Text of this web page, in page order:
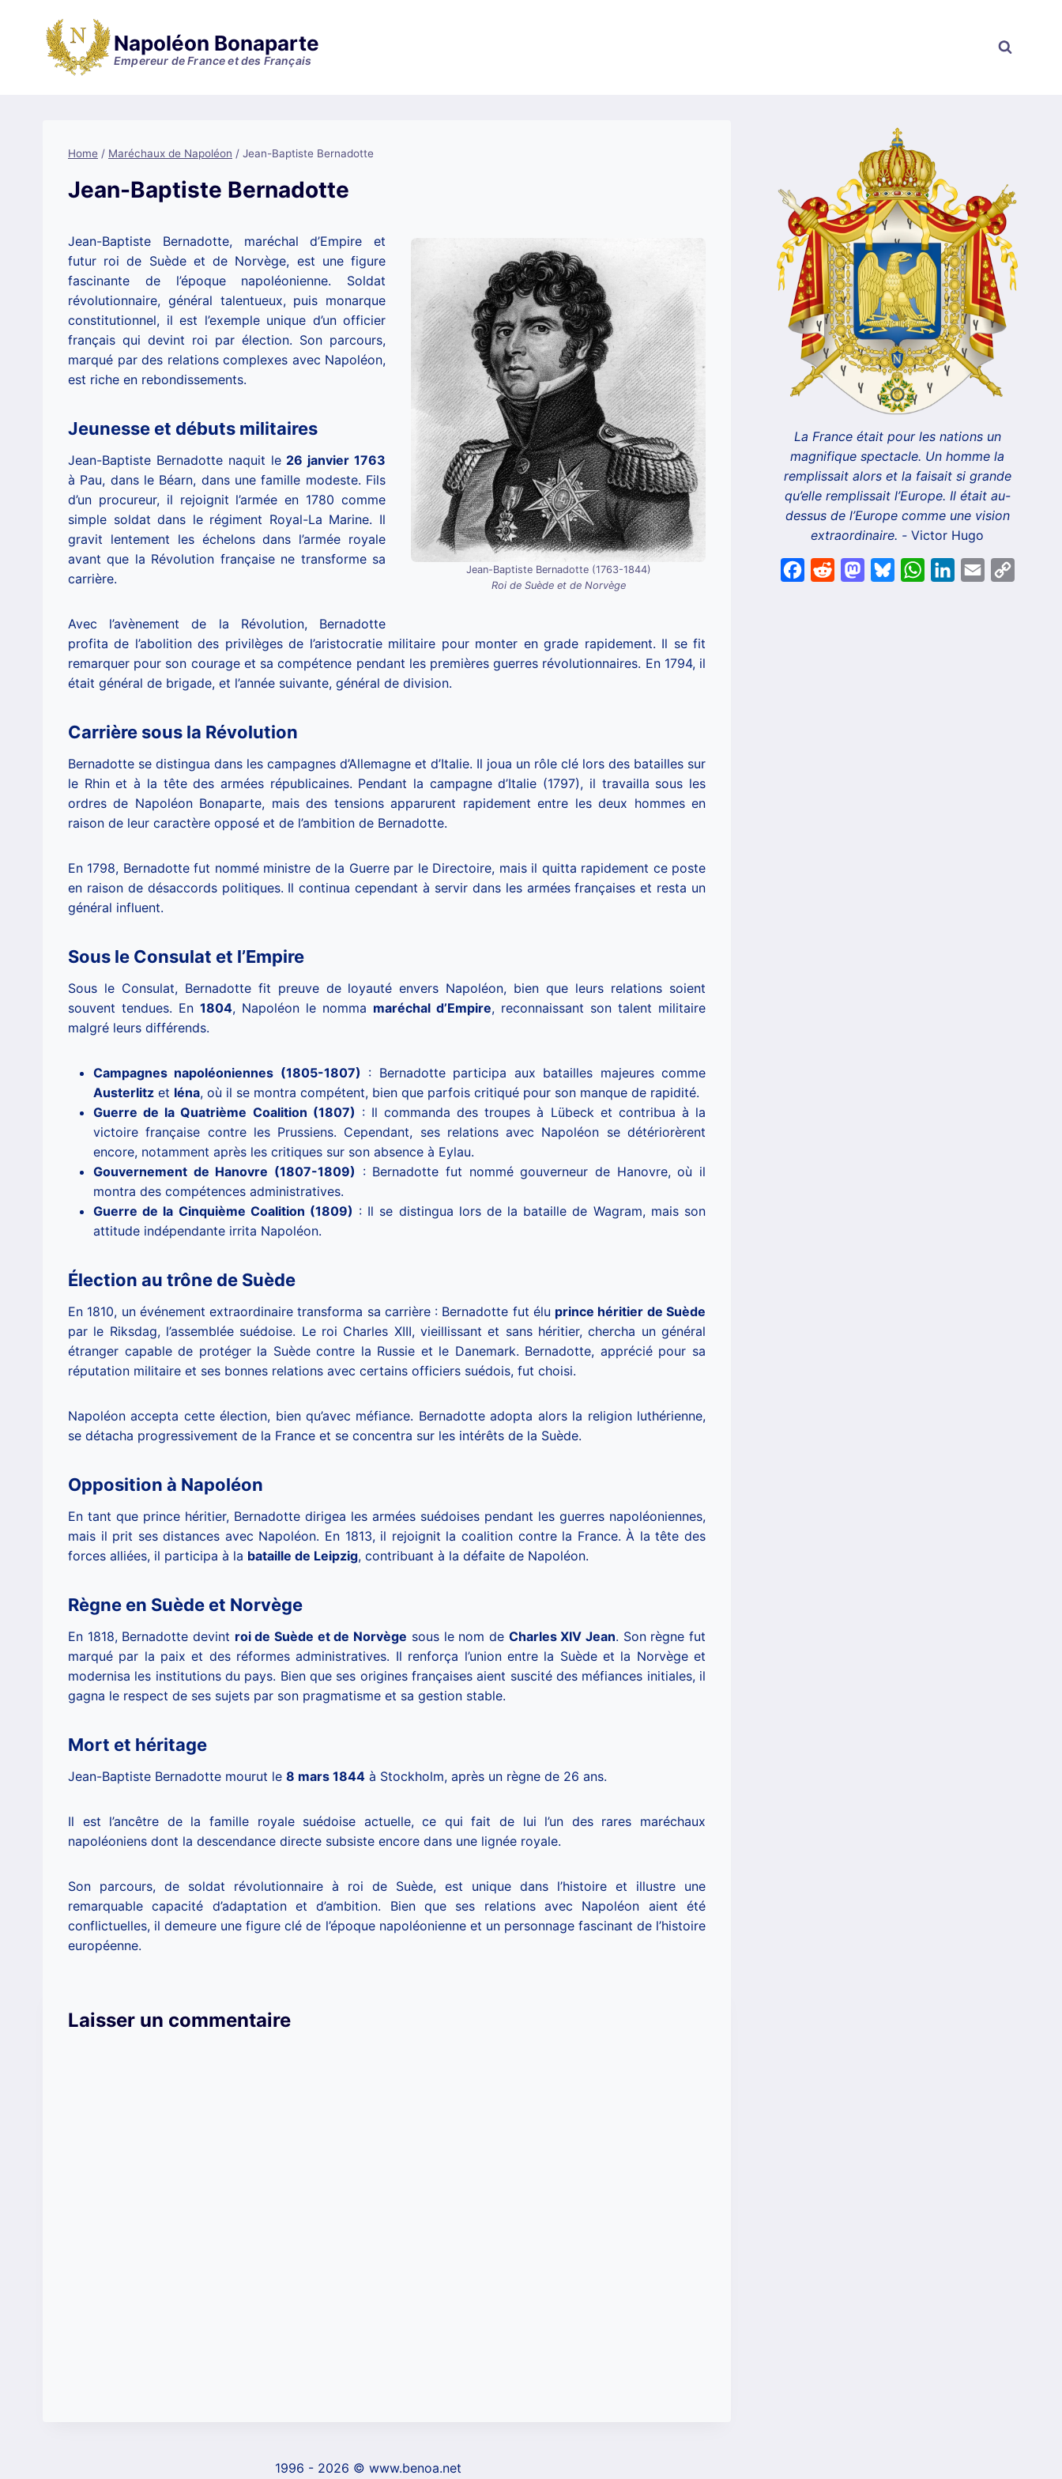
Napoléon Bonaparte
Empereur de France et des Français
Home / Maréchaux de Napoléon / Jean-Baptiste Bernadotte
MARÉCHAUX
DE
Jean-Baptiste Bernadotte
Jean-Baptiste Bernadotte (1763-1844)
Roi de Suède et de Norvège
Jean-Baptiste Bernadotte, maréchal d’Empire et
futur roi de Suède et de Norvège, est une figure
fascinante de l’époque napoléonienne. Soldat
révolutionnaire, général talentueux, puis monarque
constitutionnel, il est l’exemple unique d’un officier
français qui devint roi par élection. Son parcours,
marqué par des relations complexes avec Napoléon,
est riche en rebondissements.
Jeunesse et débuts militaires
Jean-Baptiste Bernadotte naquit le 26 janvier 1763
à Pau, dans le Béarn, dans une famille modeste. Fils
d’un procureur, il rejoignit l’armée en 1780 comme
simple soldat dans le régiment Royal-La Marine. Il
gravit lentement les échelons dans l’armée royale
avant que la Révolution française ne transforme sa
carrière.
Avec l’avènement de la Révolution, Bernadotte
profita de l’abolition des privilèges de l’aristocratie militaire pour monter en grade rapidement. Il se fit
remarquer pour son courage et sa compétence pendant les premières guerres révolutionnaires. En 1794, il
était général de brigade, et l’année suivante, général de division.
Carrière sous la Révolution
Bernadotte se distingua dans les campagnes d’Allemagne et d’Italie. Il joua un rôle clé lors des batailles sur
le Rhin et à la tête des armées républicaines. Pendant la campagne d’Italie (1797), il travailla sous les
ordres de Napoléon Bonaparte, mais des tensions apparurent rapidement entre les deux hommes en
raison de leur caractère opposé et de l’ambition de Bernadotte.
En 1798, Bernadotte fut nommé ministre de la Guerre par le Directoire, mais il quitta rapidement ce poste
en raison de désaccords politiques. Il continua cependant à servir dans les armées françaises et resta un
général influent.
Sous le Consulat et l’Empire
Sous le Consulat, Bernadotte fit preuve de loyauté envers Napoléon, bien que leurs relations soient
souvent tendues. En 1804, Napoléon le nomma maréchal d’Empire, reconnaissant son talent militaire
malgré leurs différends.
Campagnes napoléoniennes (1805-1807) : Bernadotte participa aux batailles majeures comme
Austerlitz et Iéna, où il se montra compétent, bien que parfois critiqué pour son manque de rapidité.
Guerre de la Quatrième Coalition (1807) : Il commanda des troupes à Lübeck et contribua à la
victoire française contre les Prussiens. Cependant, ses relations avec Napoléon se détériorèrent
encore, notamment après les critiques sur son absence à Eylau.
Gouvernement de Hanovre (1807-1809) : Bernadotte fut nommé gouverneur de Hanovre, où il
montra des compétences administratives.
Guerre de la Cinquième Coalition (1809) : Il se distingua lors de la bataille de Wagram, mais son
attitude indépendante irrita Napoléon.
Élection au trône de Suède
En 1810, un événement extraordinaire transforma sa carrière : Bernadotte fut élu prince héritier de Suède
par le Riksdag, l’assemblée suédoise. Le roi Charles XIII, vieillissant et sans héritier, chercha un général
étranger capable de protéger la Suède contre la Russie et le Danemark. Bernadotte, apprécié pour sa
réputation militaire et ses bonnes relations avec certains officiers suédois, fut choisi.
Napoléon accepta cette élection, bien qu’avec méfiance. Bernadotte adopta alors la religion luthérienne,
se détacha progressivement de la France et se concentra sur les intérêts de la Suède.
Opposition à Napoléon
En tant que prince héritier, Bernadotte dirigea les armées suédoises pendant les guerres napoléoniennes,
mais il prit ses distances avec Napoléon. En 1813, il rejoignit la coalition contre la France. À la tête des
forces alliées, il participa à la bataille de Leipzig, contribuant à la défaite de Napoléon.
Règne en Suède et Norvège
En 1818, Bernadotte devint roi de Suède et de Norvège sous le nom de Charles XIV Jean. Son règne fut
marqué par la paix et des réformes administratives. Il renforça l’union entre la Suède et la Norvège et
modernisa les institutions du pays. Bien que ses origines françaises aient suscité des méfiances initiales, il
gagna le respect de ses sujets par son pragmatisme et sa gestion stable.
Mort et héritage
Jean-Baptiste Bernadotte mourut le 8 mars 1844 à Stockholm, après un règne de 26 ans.
Il est l’ancêtre de la famille royale suédoise actuelle, ce qui fait de lui l’un des rares maréchaux
napoléoniens dont la descendance directe subsiste encore dans une lignée royale.
Son parcours, de soldat révolutionnaire à roi de Suède, est unique dans l’histoire et illustre une
remarquable capacité d’adaptation et d’ambition. Bien que ses relations avec Napoléon aient été
conflictuelles, il demeure une figure clé de l’époque napoléonienne et un personnage fascinant de l’histoire
européenne.
Laisser un commentaire
La France était pour les nations un
magnifique spectacle. Un homme la
remplissait alors et la faisait si grande
qu’elle remplissait l’Europe. Il était au-
dessus de l’Europe comme une vision
extraordinaire. - Victor Hugo
Facebook
Reddit MastodonBlueskyWhatsAppLinkedIn
Email
1996 - 2026 © www.benoa.net